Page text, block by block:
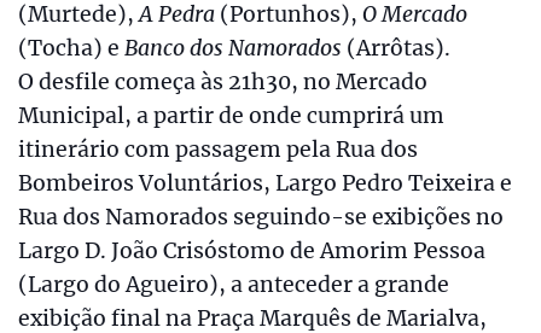
(Murtede),A Pedra (Portunhos), O Mercado
(Tocha) e Banco dos Namorados (Arrôtas).
O desfile começa às 21h30, no Mercado
Municipal, a partir de onde cumprirá um
itinerário com passagem pela Rua dos
Bombeiros Voluntários, Largo Pedro Teixeira e
Rua dos Namorados seguindo-se exibições no
Largo D. João Crisóstomo de Amorim Pessoa
(Largo do Agueiro), a anteceder a grande
exibição final na Praça Marquês de Marialva,